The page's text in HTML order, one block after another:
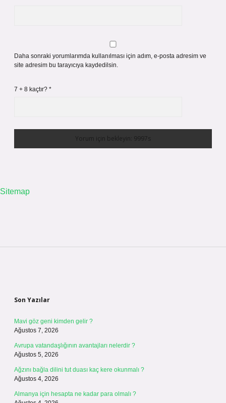
Daha sonraki yorumlarımda kullanılması için adım, e-posta adresim ve
site adresim bu tarayıcıya kaydedilsin.
7 + 8 kaçtır? *
Sitemap
Son Yazılar
Mavi göz geni kimden gelir ?
Ağustos 7, 2026
Avrupa vatandaşlığının avantajları nelerdir ?
Ağustos 5, 2026
Ağzını bağla dilini tut duası kaç kere okunmalı ?
Ağustos 4, 2026
Almanya için hesapta ne kadar para olmalı ?